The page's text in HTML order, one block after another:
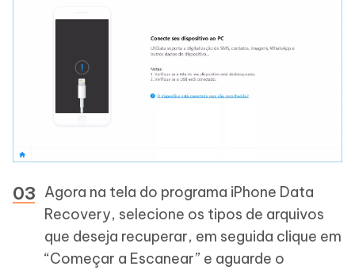
Agora na tela do programa iPhone Data
Recovery, selecione os tipos de arquivos
que deseja recuperar, em seguida clique em
“Começar a Escanear” e aguarde o